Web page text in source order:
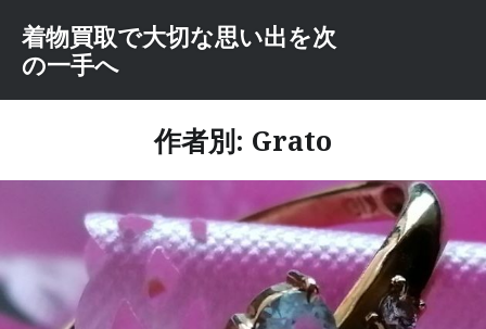
ン
ス
プ
着物買取で大切な思い出を次
の一手へ
作者別: Grato